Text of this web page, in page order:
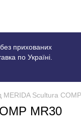
прихованих
по Україні.
MERIDA Scultura
MR30